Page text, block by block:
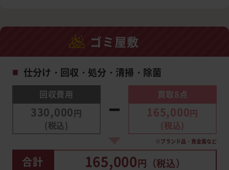
ゴミ屋敷
■ 仕分け・回収・処分・清掃・除菌
回収費用
330,000円
(税込)
買取8点
165,000円
(税込)
※ブランド品・貴金属など
合計 165,000円（税込）